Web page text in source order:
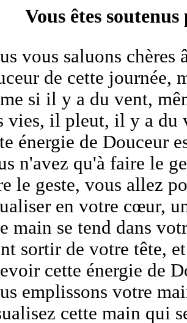
Vous êtes
vous saluons chères
de cette journée,
si il y a du vent,
vies, il pleut, il y a du
énergie de Douceur
n'avez qu'à faire le
le geste, vous allez
en votre cœur,
main se tend dans
sortir de votre tête,
cette énergie de
emplissons votre
cette main qui